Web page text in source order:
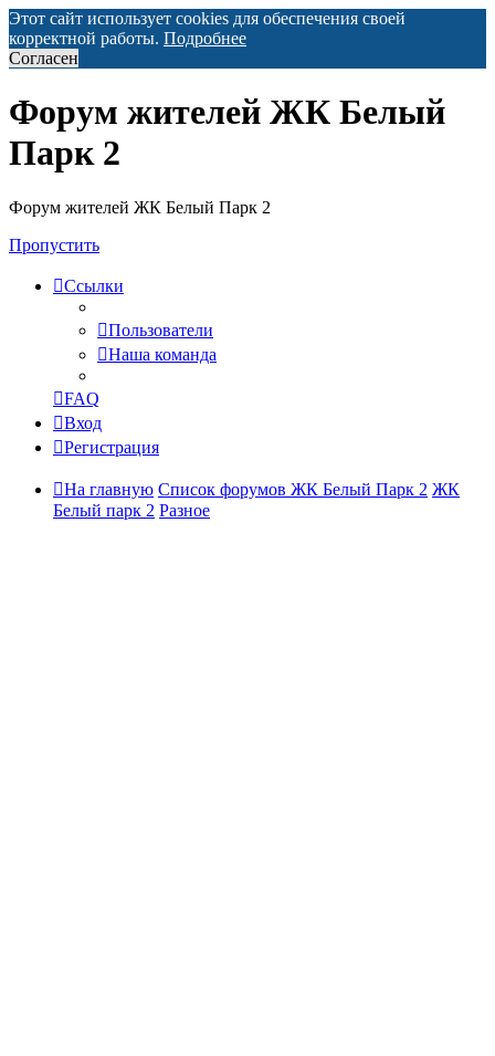
Этот сайт использует cookies для обеспечения своей
корректной работы. Подробнее
Согласен
Форум жителей ЖК Белый
Парк 2
Форум жителей ЖК Белый Парк 2
Пропустить
Ссылки
Пользователи
Наша команда
FAQ
Вход
Регистрация
На главную Список форумов ЖК Белый Парк 2 ЖК
Белый парк 2 Разное